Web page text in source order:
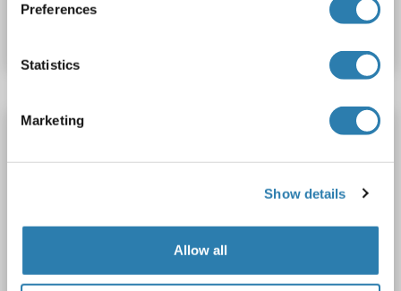
Preferences
Statistics
Marketing
Show details
Allow all
MRPL42 Antikörper (AA 33-142) (HRP)